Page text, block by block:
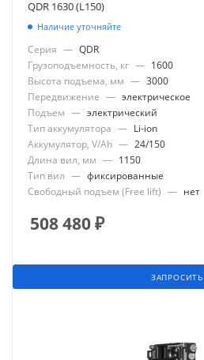
QDR 1630 (L150)
Наличие уточняйте
Серия — QDR
Грузоподъемность, кг — 1600
Высота подъема, мм — 3000
Передвижение — электрическое
Подъем — электрический
Тип аккумулятора — Li-ion
Аккумулятор, V/Ah — 24/150
Длина вил, мм — 1150
Тип вил — фиксированные
Свободный подъем (Free lift) — нет
508 480₽
ЗАПРОСИТЬ